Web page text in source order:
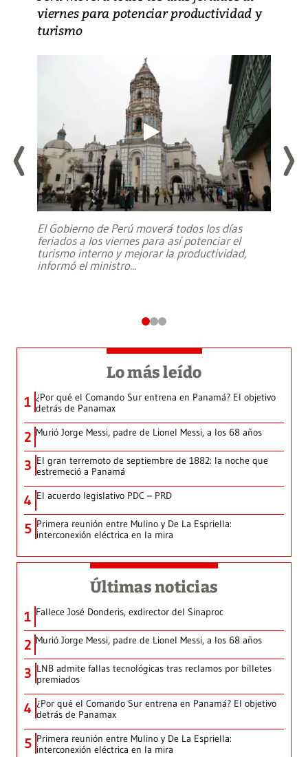
viernes para potenciar productividad y
turismo
El Gobierno de Perú moverá todos los días
feriados a los viernes para así potenciar el
turismo interno y mejorar la productividad,
informó el ministro...
Lo más leído
1 ¿Por qué el Comando Sur entrena en Panamá? El objetivo
detrás de Panamax
2 Murió Jorge Messi, padre de Lionel Messi, a los 68 años
3 El gran terremoto de septiembre de 1882: la noche que
estremeció a Panamá
4 El acuerdo legislativo PDC – PRD
5 Primera reunión entre Mulino y De La Espriella:
interconexión eléctrica en la mira
Últimas noticias
1 Fallece José Donderis, exdirector del Sinaproc
2 Murió Jorge Messi, padre de Lionel Messi, a los 68 años
3 LNB admite fallas tecnológicas tras reclamos por billetes
premiados
4 ¿Por qué el Comando Sur entrena en Panamá? El objetivo
detrás de Panamax
5 Primera reunión entre Mulino y De La Espriella:
interconexión eléctrica en la mira